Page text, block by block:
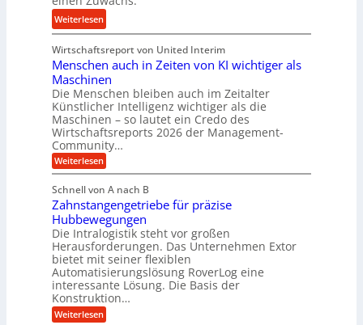
o
r
e
n
b
u
n
d
H
y
d
r
a
u
i
k
i
m
V
e
r
g
s
e
u
n
d
l
a
n
g
l
e
b
i
g
e
K
u
g
e
l
g
Weiterlesen:
K
r
o
n
e
s
s
t
e
i
g
e
r
t
U
m
s
a
t
Wirtschaftsreport von United Interim
Menschen auch in Zeiten von KI wichtiger als
Maschinen
Die Menschen bleiben auch im Zeitalter
Künstlicher Intelligenz wichtiger als die
Maschinen – so lautet ein Credo des
Wirtschaftsreports 2026 der Management-
Community…
Weiterlesen:
M
n
s
c
h
e
n
a
u
c
h
i
n
Schnell von A nach B
Zahnstangengetriebe für präzise
Hubbewegungen
Die Intralogistik steht vor großen
Herausforderungen. Das Unternehmen Extor
bietet mit seiner flexiblen
Automatisierungslösung RoverLog eine
interessante Lösung. Die Basis der
Konstruktion…
Weiterlesen: